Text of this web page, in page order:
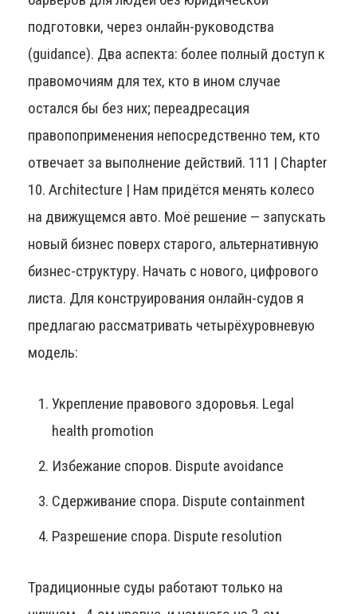
подготовки, через онлайн-руководства
(guidance). Два аспекта: более полный доступ к
правомочиям для тех, кто в ином случае
остался бы без них; переадресация
правопоприменения непосредственно тем, кто
отвечает за выполнение действий. 111 | Chapter
10. Architecture | Нам придётся менять колесо
на движущемся авто. Моё решение — запускать
новый бизнес поверх старого, альтернативную
бизнес-структуру. Начать с нового, цифрового
листа. Для конструирования онлайн-судов я
предлагаю рассматривать четырёхуровневую
модель:
Укрепление правового здоровья. Legal
health promotion
Избежание споров. Dispute avoidance
Сдерживание спора. Dispute containment
Разрешение спора. Dispute resolution
Традиционные суды работают только на